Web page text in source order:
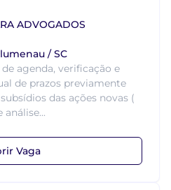
ADVOGADOS
/ SC
agenda, verificação e
de prazos previamente
das ações novas (
análise...
Vaga